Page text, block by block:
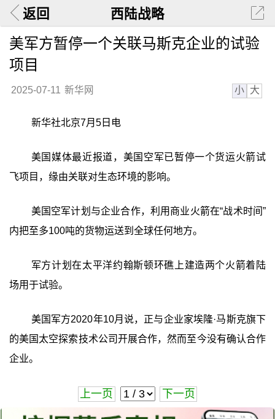
返回 西陆战略
美军方暂停一个关联马斯克企业的试验
项目
2025-07-11 新华网 小 大
新华社北京7月5日电
美国媒体最近报道，美国空军已暂停一个货运火箭试
飞项目，缘由关联对生态环境的影响。
美国空军计划与企业合作，利用商业火箭在“战术时间”
内把至多100吨的货物运送到全球任何地方。
军方计划在太平洋约翰斯顿环礁上建造两个火箭着陆
场用于试验。
美国军方2020年10月说，正与企业家埃隆·马斯克旗下
的美国太空探索技术公司开展合作，然而至今没有确认合作
企业。
上一页 下一页